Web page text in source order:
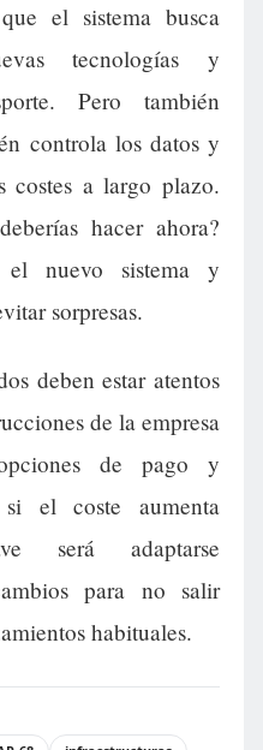
el sistema busca
tecnologías y
Pero también
controla los datos y
costes a largo plazo.
hacer ahora?
el nuevo sistema y
sorpresas.
deben estar atentos
de la empresa
de pago y
si el coste aumenta
será adaptarse
para no salir
habituales.